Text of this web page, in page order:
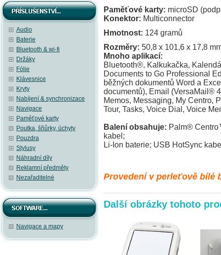
Audio
Baterie
Bluetooth & wi-fi
Držáky
Fólie
Klávesnice
Kryty
Nabíjení & synchronizace
Navigace
Paměťové karty
Poutka, šňůrky, úchyty
Pouzdra
Stylusy
Náhradní díly
Reklamní předměty
Nezařaditelné
Navigace a mapy
Paměťové karty: microSD
Konektor: Multiconnector
Hmotnost: 124 gramů
Rozměry: 50,8 x 101,6 x 17,8
Mnoho aplikací:
Bluetooth®, Kalkukačka,
Documents to Go Professional
běžných dokumentů Word a
documentů), Email (VersaMail®
Memos, Messaging, My Centro,
Tour, Tasks, Voice Dial, Voice
Balení obsahuje: Palm®
kabel;
Li-Ion baterie; USB HotSync
Provedení v perleťově bílé
Další obrázky tohoto